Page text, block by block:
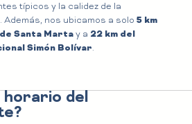
típicos y la calidez de la
Además, nos ubicamos a solo 5 km
Santa Martay a 22 km del
Simón Bolívar.
horario del